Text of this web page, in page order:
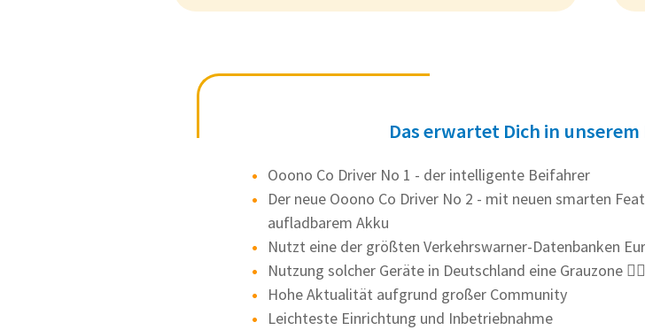
Das erwartet Dich in
Ooono Co Driver No 1 - der intelligente Beifahrer
Der neue Ooono Co Driver No 2 - mit neuen smarten
aufladbarem Akku
Nutzt eine der größten Verkehrswarner-Datenbanken
Nutzung solcher Geräte in Deutschland eine Grauzone
Hohe Aktualität aufgrund großer Community
Leichteste Einrichtung und Inbetriebnahme